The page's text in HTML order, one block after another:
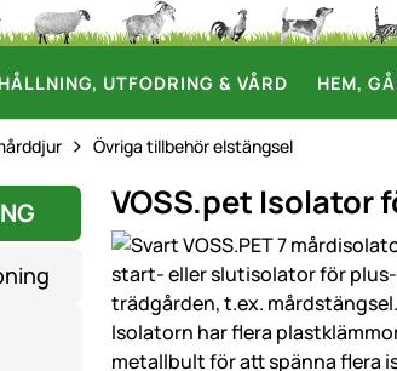
UTFODRING & VÅRD HEM,
Övriga tillbehör elstängsel
VOSS.pet Isolator
Produktgaleri